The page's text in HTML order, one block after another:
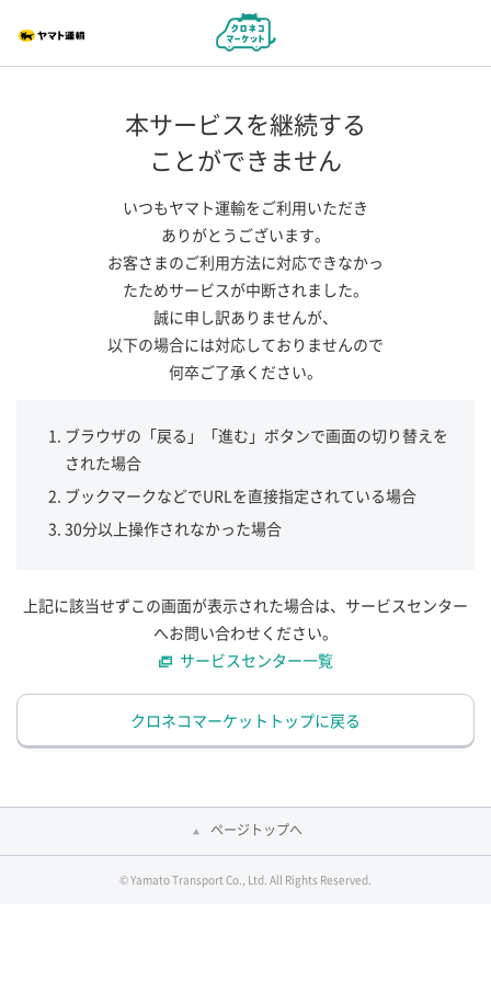
本サービスを継続する
ことができません
いつもヤマト運輸をご利用いただき
ありがとうございます。
お客さまのご利用方法に対応できなかっ
たためサービスが中断されました。
誠に申し訳ありませんが、
以下の場合には対応しておりませんので
何卒ご了承ください。
ブラウザの「戻る」「進む」ボタンで画面の切り替えを
された場合
ブックマークなどでURLを直接指定されている場合
30分以上操作されなかった場合
上記に該当せずこの画面が表示された場合は、サービスセンター
へお問い合わせください。
サービスセンター一覧
クロネコマーケットトップに戻る
ページトップへ
© Yamato Transport Co., Ltd. All Rights Reserved.